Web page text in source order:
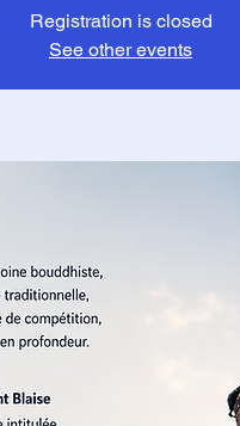
Registration is closed
See other events